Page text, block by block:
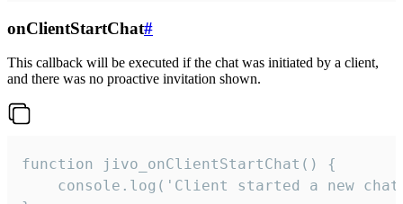
onClientStartChat#
This callback will be executed if the chat was initiated by a client,
and there was no proactive invitation shown.
function jivo_onClientStartChat() {
console.log('Client started a new